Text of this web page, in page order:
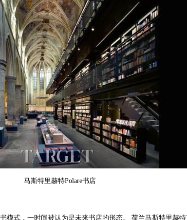
马斯特里赫特Polare书店
式，一时间被认为是未来书店的形态。 荷兰马斯特里赫特